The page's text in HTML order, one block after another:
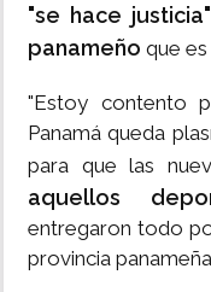
"se hace
panameño que
"Estoy contento
Panamá queda
para que las
aquellos
entregaron todo
provincia